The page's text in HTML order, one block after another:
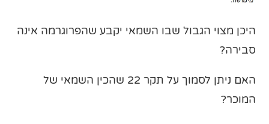
היכן מצוי הגבול שבו השמאי יקבע שהפרוגרמה אינה
סבירה?
האם ניתן לסמוך על תקר 22 שהכין השמאי של
המוכר?